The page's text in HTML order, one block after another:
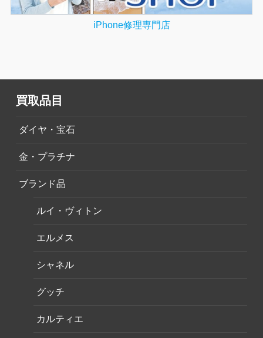
iPhone修理専門店
買取品目
ダイヤ・宝石
金・プラチナ
ブランド品
ルイ・ヴィトン
エルメス
シャネル
グッチ
カルティエ